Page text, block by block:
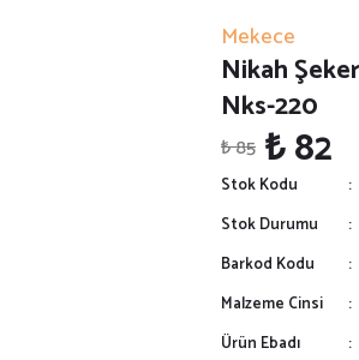
Mekece
Nikah
Nks-220
₺ 85 ₺ 82
Stok Kodu
Stok Durumu
Barkod Kodu
Malzeme Cinsi
Ürün Ebadı